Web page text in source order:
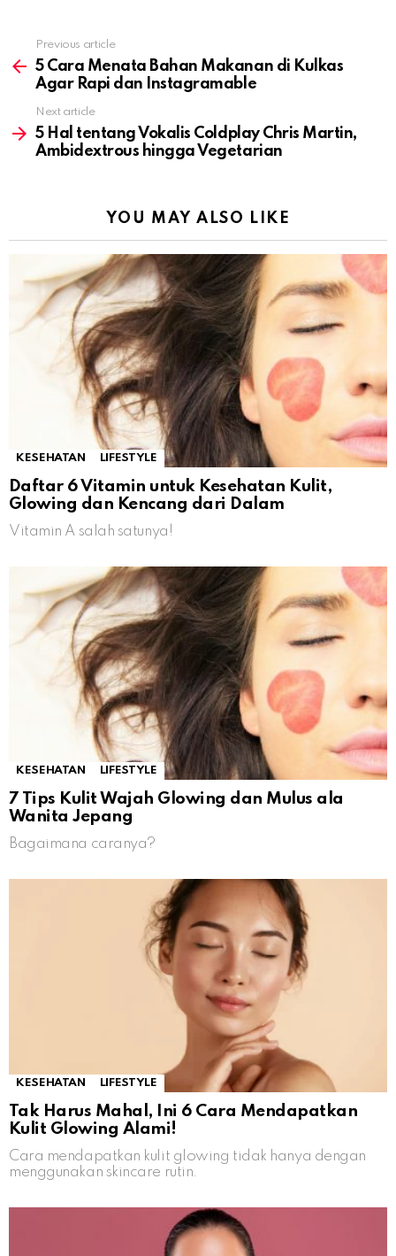
more
Previous article
5 Cara Menata Bahan Makanan di Kulkas
Agar Rapi dan Instagramable
Next article
5 Hal tentang Vokalis Coldplay Chris Martin,
Ambidextrous hingga Vegetarian
YOU MAY ALSO LIKE
KESEHATAN LIFESTYLE
Daftar 6 Vitamin untuk Kesehatan Kulit,
Glowing dan Kencang dari Dalam
Vitamin A salah satunya!
KESEHATAN LIFESTYLE
7 Tips Kulit Wajah Glowing dan Mulus ala
Wanita Jepang
Bagaimana caranya?
KESEHATAN LIFESTYLE
Tak Harus Mahal, Ini 6 Cara Mendapatkan
Kulit Glowing Alami!
Cara mendapatkan kulit glowing tidak hanya dengan
menggunakan skincare rutin.